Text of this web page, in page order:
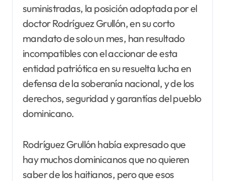
suministradas, la posición adoptada por el
doctor Rodríguez Grullón, en su corto
mandato de solo un mes, han resultado
incompatibles con el accionar de esta
entidad patriótica en su resuelta lucha en
defensa de la soberanía nacional, y de los
derechos, seguridad y garantías del pueblo
dominicano.
Rodríguez Grullón había expresado que
hay muchos dominicanos que no quieren
saber de los haitianos, pero que esos